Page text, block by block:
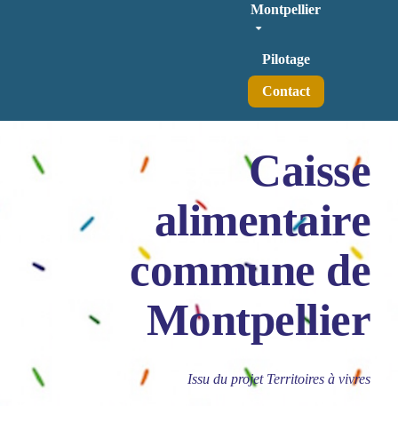
Montpellier
Pilotage
Contact
Caisse
alimentaire
commune de
Montpellier
Issu du projet Territoires à vivres